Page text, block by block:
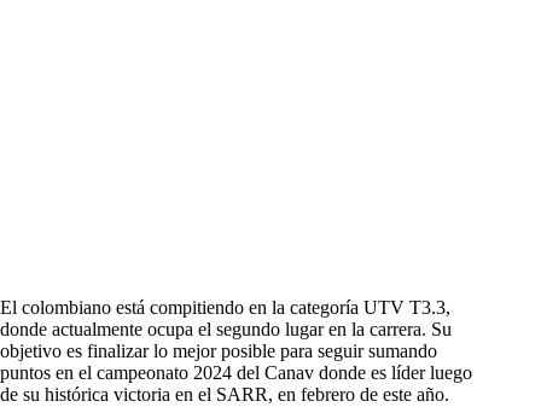
El colombiano está compitiendo en la categoría UTV T3.3,
donde actualmente ocupa el segundo lugar en la carrera. Su
objetivo es finalizar lo mejor posible para seguir sumando
puntos en el campeonato 2024 del Canav donde es líder luego
de su histórica victoria en el SARR, en febrero de este año.